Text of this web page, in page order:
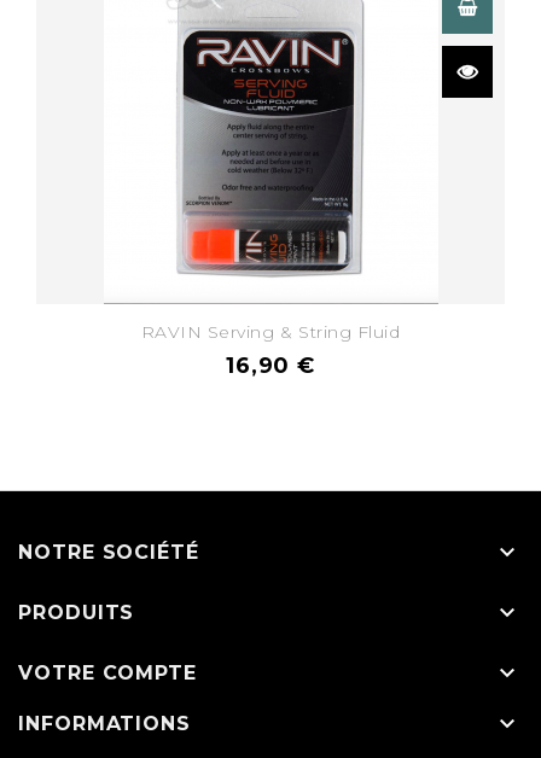
RAVIN Serving & String Fluid
16,90 €
NOTRE SOCIÉTÉ 
PRODUITS 
VOTRE COMPTE 
INFORMATIONS 